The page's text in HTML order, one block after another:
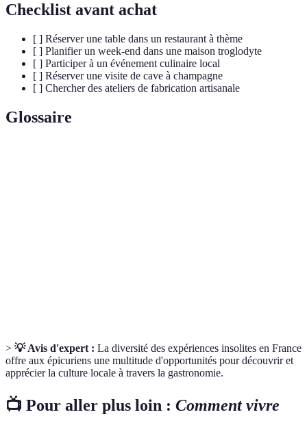
Checklist avant achat
[ ] Réserver une table dans un restaurant à thème
[ ] Planifier un week-end dans une maison troglodyte
[ ] Participer à un événement culinaire local
[ ] Réserver une visite de cave à champagne
[ ] Chercher des ateliers de fabrication artisanale
Glossaire
> 💡 Avis d'expert : La diversité des expériences insolites en France
offre aux épicuriens une multitude d'opportunités pour découvrir et
apprécier la culture locale à travers la gastronomie.
📺 Pour aller plus loin : Comment vivre